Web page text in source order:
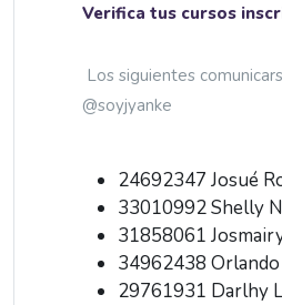
Verifica tus cursos
Los siguientes
@soyjyanke
24692347 Josué
33010992 Shelly
31858061
34962438
29761931 Darlhy